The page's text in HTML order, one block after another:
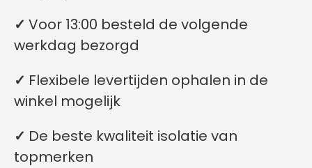
✓ Voor 13:00 besteld de volgende
werkdag bezorgd
✓ Flexibele levertijden ophalen in de
winkel mogelijk
✓ De beste kwaliteit isolatie van
topmerken